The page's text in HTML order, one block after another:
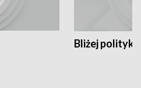
Bliżej polityki